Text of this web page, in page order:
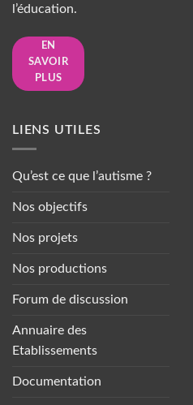
l’éducation.
EN
SAVOIR
PLUS
LIENS UTILES
Qu’est ce que l’autisme ?
Nos objectifs
Nos projets
Nos productions
Forum de discussion
Annuaire des
Etablissements
Documentation